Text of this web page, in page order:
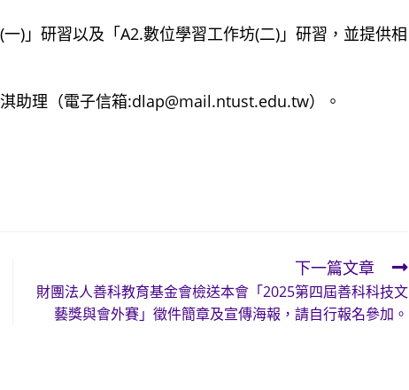
)」研習以及「A2.數位學習工作坊(二)」研習，並提供相
助理（電子信箱:dlap@mail.ntust.edu.tw）。
下一篇文章
財團法人善科教育基金會檢送本會「2025第四屆善科科技文
藝獎與會外賽」徵件簡章及宣傳海報，請自行報名參加。